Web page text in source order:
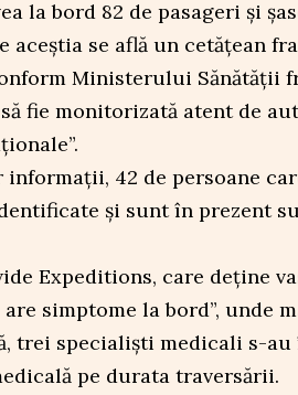
la bord 82 de pasageri și
aceștia se află un cetățean
Ministerului Sănătății
fie monitorizată atent de
42 de persoane
și sunt în prezent
Expeditions, care deține
simptome la bord”, unde
trei specialiști medicali s-
pe durata traversării.